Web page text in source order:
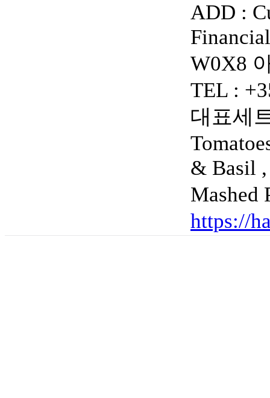
ADD :
W0X8
TEL :
대표세
& Basil ,
Mashed
https://